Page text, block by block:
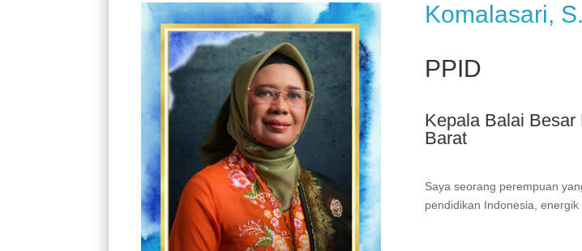
Komalasari,
PPID
Kepala Balai
Barat
Saya seorang perempuan
pendidikan Indonesia,